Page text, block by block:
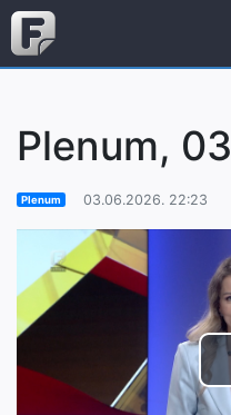
Plenum,
Plenum 03.06.2026. 22:23